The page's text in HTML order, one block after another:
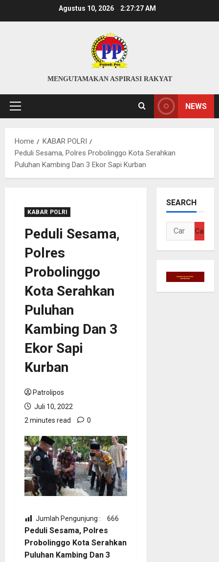
Agustus 10, 2026 2:27:27 AM
MENGUTAMAKAN ASPIRASI RAKYAT
Primary
NEWS
Home
KABAR POLRI
Peduli Sesama, Polres Probolinggo Kota Serahkan
Puluhan Kambing Dan 3 Ekor Sapi Kurban
KABAR POLRI
Peduli Sesama,
Polres
Probolinggo
Kota Serahkan
Puluhan
Kambing Dan 3
Ekor Sapi
Kurban
Patrolipos
Juli 10, 2022
2 minutes read
0
Jumlah Pengunjung : 666
Peduli Sesama, Polres
Probolinggo Kota Serahkan
Puluhan Kambing Dan 3
SEARCH
Cari
untuk: